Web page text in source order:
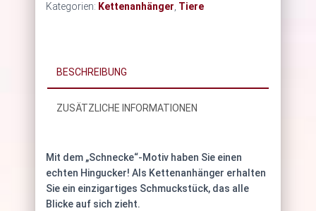
Kategorien: Kettenanhänger, Tiere
BESCHREIBUNG
ZUSÄTZLICHE INFORMATIONEN
Mit dem „Schnecke“-Motiv haben Sie einen
echten Hingucker! Als Kettenanhänger erhalten
Sie ein einzigartiges Schmuckstück, das alle
Blicke auf sich zieht.